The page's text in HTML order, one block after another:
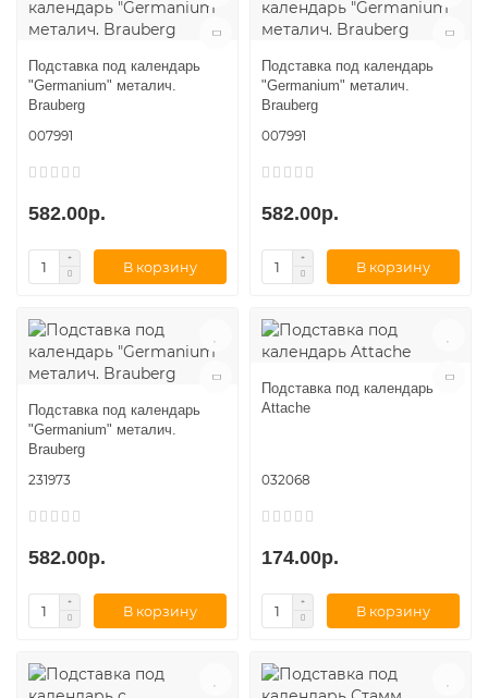
Подставка под календарь
"Germanium" металич.
Brauberg
007991
582.00р.
В корзину
Подставка под календарь
"Germanium" металич.
Brauberg
007991
582.00р.
В корзину
Подставка под календарь
"Germanium" металич.
Brauberg
231973
582.00р.
В корзину
Подставка под календарь
Attache
032068
174.00р.
В корзину